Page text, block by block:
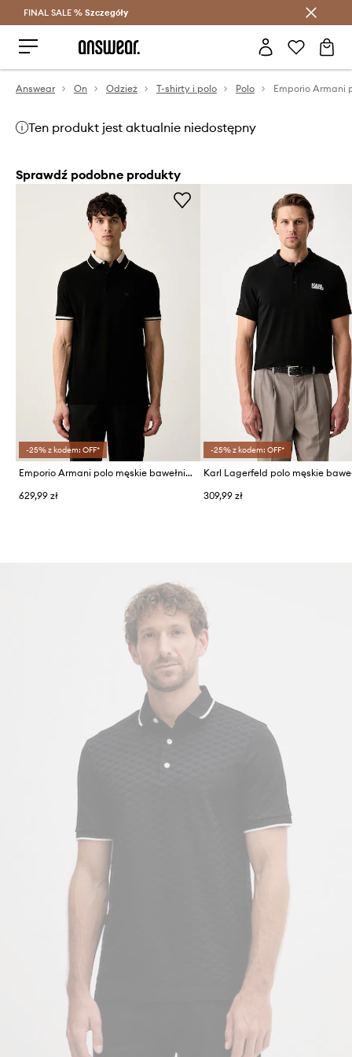
Oszczędzaj z Answear Club >
FINAL SALE % Szczegóły
Answear On Odzież T-shirty i polo Polo Emporio Armani
Ten produkt jest aktualnie niedostępny
Sprawdź podobne produkty
-25% z kodem: OFF*
Emporio Armani polo męskie bawełniane
629,99 zł
-25% z kodem: OFF*
309,99 zł